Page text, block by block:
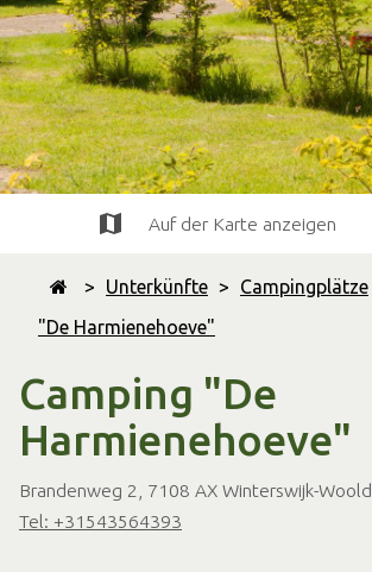
> Unterkünfte > Campingplätze
"De Harmienehoeve"
Camping "De
Harmienehoeve"
Brandenweg 2, 7108 AX Winterswijk-Woold
Tel: +31543564393
Auf der Karte anzeigen